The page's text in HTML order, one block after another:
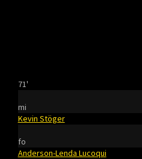
71'
mi
Kevin Stöger
fo
Anderson-Lenda Lucoqui